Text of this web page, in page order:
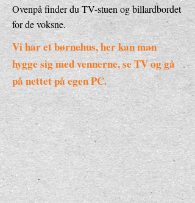
Ovenpå finder du TV-stuen og billardbordet
for de voksne.
Vi har et børnehus, her kan man
hygge sig med vennerne, se TV og gå
på nettet på egen PC.